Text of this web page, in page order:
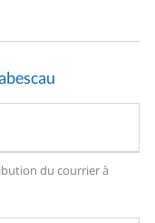
du courrier à